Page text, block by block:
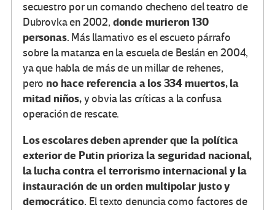
secuestro por un comando checheno del teatro de
Dubrovka en 2002, donde murieron 130
personas. Más llamativo es el escueto párrafo
sobre la matanza en la escuela de Beslán en 2004,
ya que habla de más de un millar de rehenes,
pero no hace referencia a los 334 muertos, la
mitad niños,y obvia las críticas a la confusa
operación de rescate.
Los escolares deben aprender que la política
exterior de Putin prioriza la seguridad nacional,
la lucha contra el terrorismo internacional y la
instauración de un orden multipolar justo y
democrático. El texto denuncia como factores de